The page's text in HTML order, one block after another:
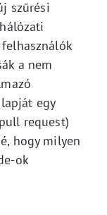
szűrési
a nem
egy
request)
hogy milyen
ok